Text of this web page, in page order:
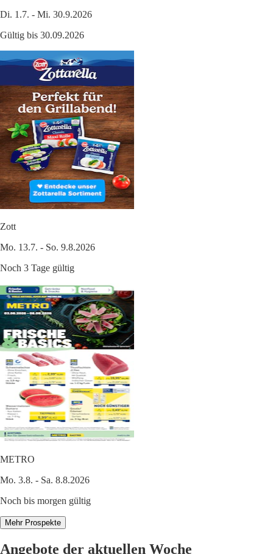
Di. 1.7. - Mi. 30.9.2026
Gültig bis 30.09.2026
Zott
Mo. 13.7. - So. 9.8.2026
Noch 3 Tage gültig
METRO
Mo. 3.8. - Sa. 8.8.2026
Noch bis morgen gültig
Mehr Prospekte
Angebote der aktuellen Woche